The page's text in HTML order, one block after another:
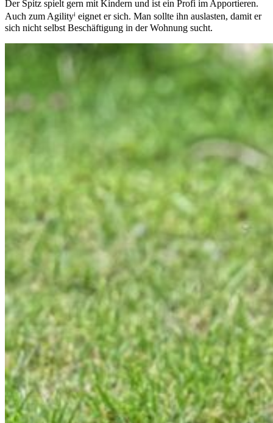
Der Spitz spielt gern mit Kindern und ist ein Profi im Apportieren.
Auch zum Agilityⁱ eignet er sich. Man sollte ihn auslasten, damit er
sich nicht selbst Beschäftigung in der Wohnung sucht.